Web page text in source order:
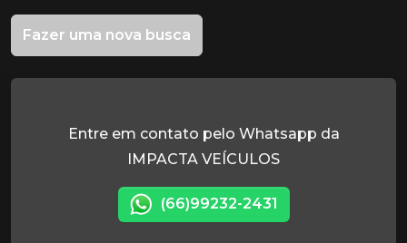
Fazer uma nova busca
Entre em contato pelo Whatsapp da
IMPACTA VEÍCULOS
(66)99232-2431